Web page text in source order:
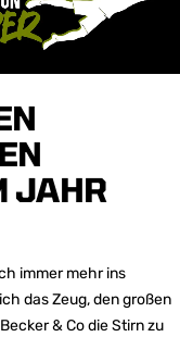
JAHR
immer mehr ins
das Zeug, den großen
& Co die Stirn zu